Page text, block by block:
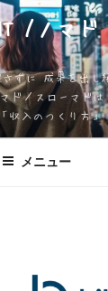
/ノマ
さずに 成果を出し
ド／スローマドは
収入のつくり方」
メニュー